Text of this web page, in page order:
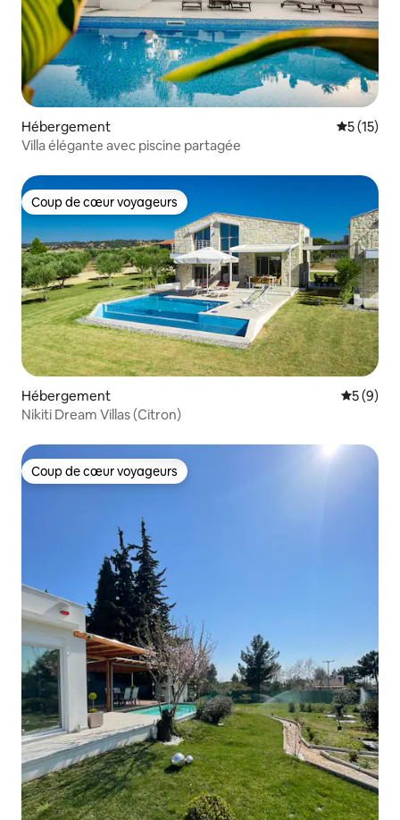
Hébergement
5 (15)
Villa élégante avec piscine partagée
Coup de cœur voyageurs
Coup de cœur voyageurs
Hébergement
5 (9)
Nikiti Dream Villas (Citron)
Coup de cœur voyageurs
Coup de cœur voyageurs